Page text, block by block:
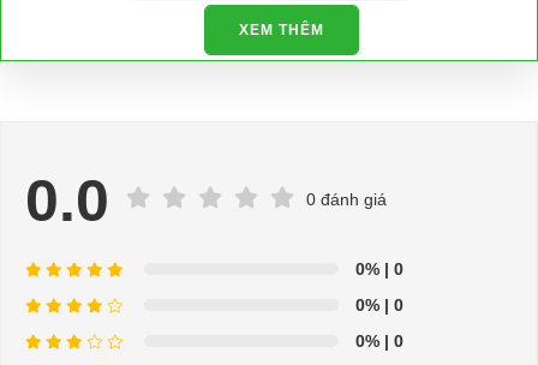
tốt ở đâu?
cho xe hoặc có vấn đề gì cần được hỗ trợ, quý khách vui lòng liên
XEM THÊM
0.0 0 đánh giá
0% | 0
0% | 0
0% | 0